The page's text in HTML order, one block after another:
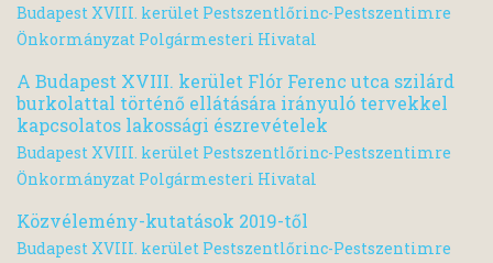
Budapest XVIII. kerület Pestszentlőrinc-Pestszentimre
Önkormányzat Polgármesteri Hivatal
A Budapest XVIII. kerület Flór Ferenc utca szilárd
burkolattal történő ellátására irányuló tervekkel
kapcsolatos lakossági észrevételek
Budapest XVIII. kerület Pestszentlőrinc-Pestszentimre
Önkormányzat Polgármesteri Hivatal
Közvélemény-kutatások 2019-től
Budapest XVIII. kerület Pestszentlőrinc-Pestszentimre